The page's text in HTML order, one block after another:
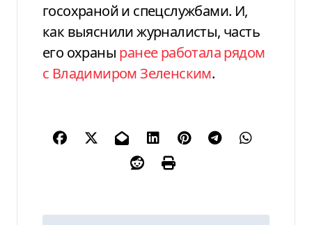
госохраной и спецслужбами. И,
как выяснили журналисты, часть
его охраны ранее работала рядом
с Владимиром Зеленским.